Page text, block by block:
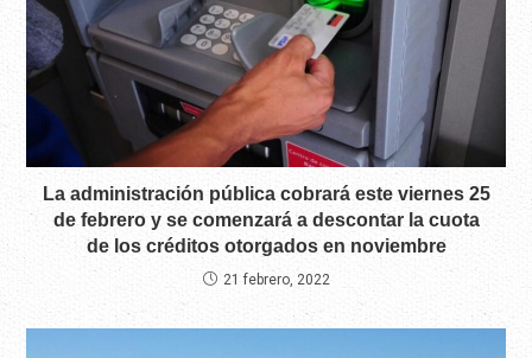
La administración pública cobrará este viernes 25
de febrero y se comenzará a descontar la cuota
de los créditos otorgados en noviembre
21 febrero, 2022